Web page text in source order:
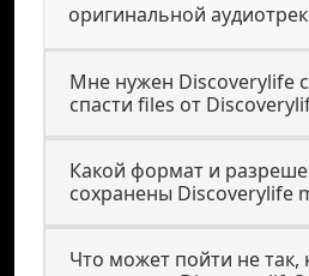
оригинальной
Мне нужен Discoverylife
спасти files от
Какой формат и
сохранены Discoverylife
Что может пойти не так,